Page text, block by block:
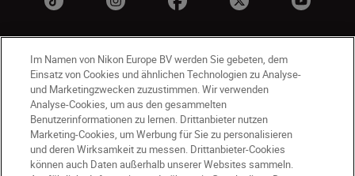
DE Nikon Sites
Kontakt
Datenschutzhinweis
Im Namen von Nikon Europe BV werden Sie gebeten, dem
Einsatz von Cookies und ähnlichen Technologien zu Analyse-
und Marketingzwecken zuzustimmen. Wir verwenden
Analyse-Cookies, um aus den gesammelten
Benutzerinformationen zu lernen. Drittanbieter nutzen
Marketing-Cookies, um Werbung für Sie zu personalisieren
und deren Wirksamkeit zu messen. Drittanbieter-Cookies
können auch Daten außerhalb unserer Websites sammeln.